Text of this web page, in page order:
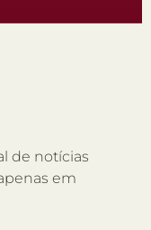
de notícias
em